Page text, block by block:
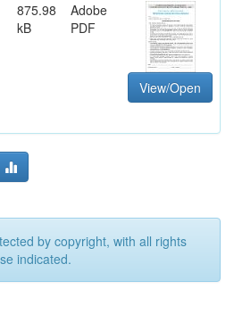
875.98
kB
Adobe
PDF
View/Open
by copyright, with all rights
indicated.